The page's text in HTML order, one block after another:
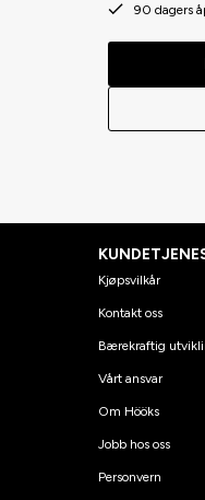
90 dagers
Kjøpsvilkår
Kontakt oss
Bærekraftig
Vårt ansvar
Om Hööks
Jobb hos oss
Personvern